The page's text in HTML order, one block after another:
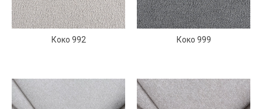
Коко 992 Коко 999